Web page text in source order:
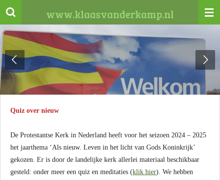
Ga
naar
hoofdinhoud
www.klaasvanderkamp.nl
Quiz over nieuw
De Protestantse Kerk in Nederland heeft voor het seizoen 2024 – 2025
het jaarthema ‘Als nieuw. Leven in het licht van Gods Koninkrijk’
gekozen. Er is door de landelijke kerk allerlei materiaal beschikbaar
gesteld: onder meer een quiz en meditaties (klik hier). We hebben